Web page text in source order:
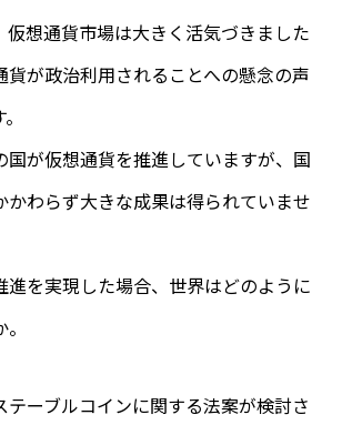
仮想通貨市場は大きく活気づきました
貨が政治利用されることへの懸念の声
国が仮想通貨を推進していますが、国
かわらず大きな成果は得られていませ
進を実現した場合、世界はどのように
テーブルコインに関する法案が検討さ